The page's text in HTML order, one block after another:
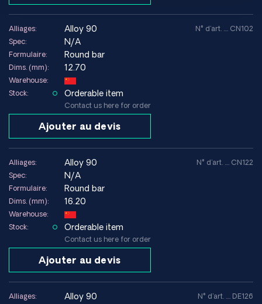
Alliages: alloy 90
Spec: N/A
Formulaire: Round bar
Dims. (mm): 12.70
Warehouse:
Stock:
Orderable item
Contact us here for order
Ajouter au devis
N° d'art. .... CN102
Alliages: alloy 90
Spec: N/A
Formulaire: Round bar
Dims. (mm): 16.20
Warehouse:
Stock:
Orderable item
Contact us here for order
Ajouter au devis
N° d'art. .... CN122
Alliages: alloy 90 N° d'art. .... DE126